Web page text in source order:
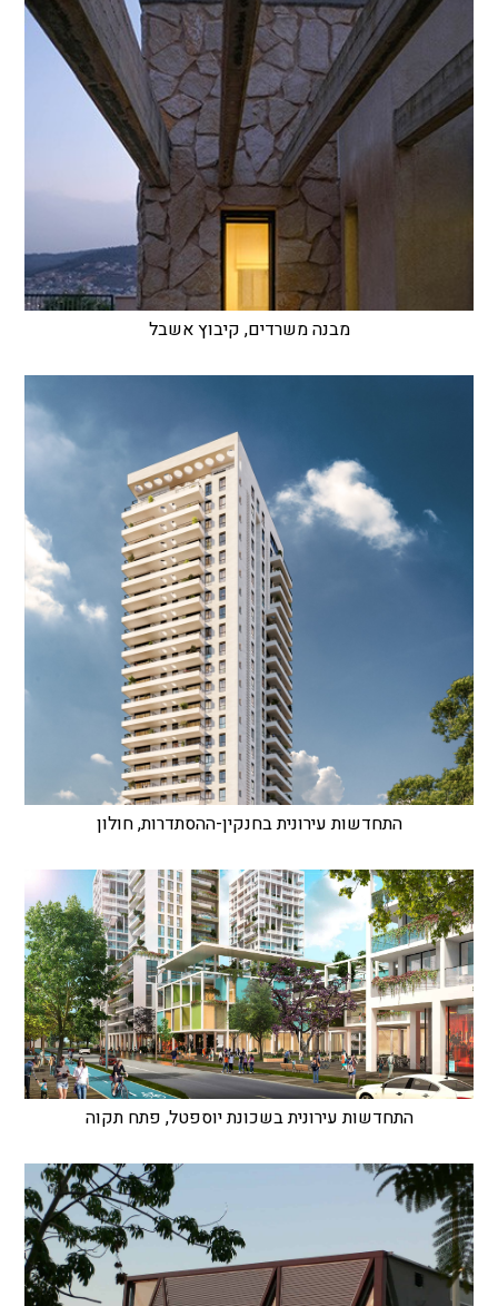
מבנה משרדים, קיבוץ אשבל
התחדשות עירונית בחנקין-ההסתדרות, חולון
התחדשות עירונית בשכונת יוספטל, פתח תקוה